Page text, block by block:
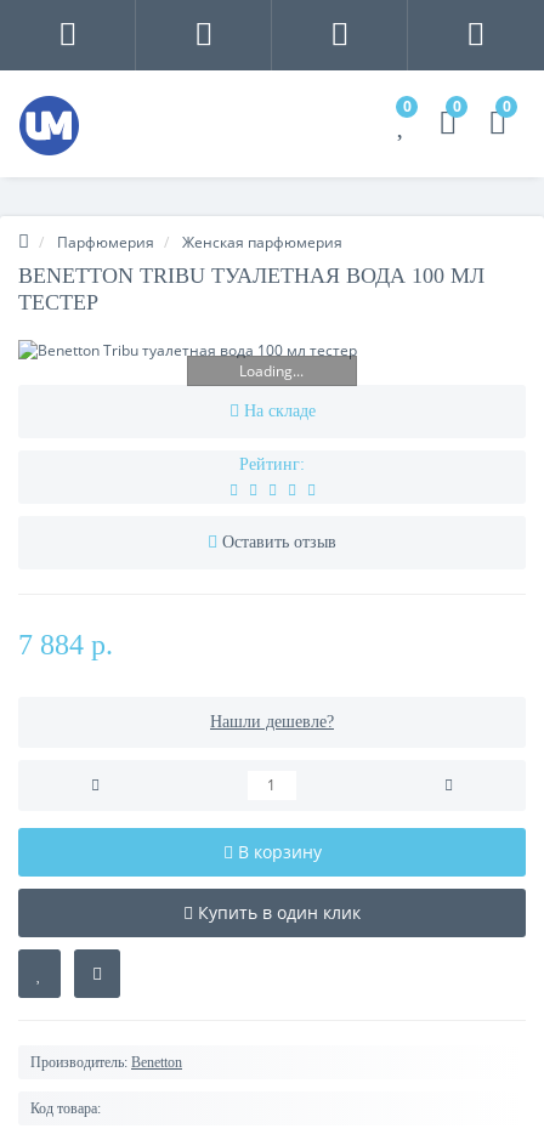
0 0 0
Парфюмерия Женская парфюмерия
BENETTON TRIBU ТУАЛЕТНАЯ ВОДА 100 МЛ
ТЕСТЕР
Loading...
На складе
Рейтинг:
Оставить отзыв
7 884 р.
Нашли дешевле?
В корзину
Купить в один клик
Производитель: Benetton
Код товара: